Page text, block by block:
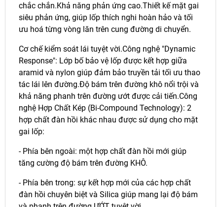
chắc chắn.Khả năng phản ứng cao.Thiết kế mặt gai
siêu phản ứng, giúp lốp thích nghi hoàn hảo và tối
ưu hoá từng vòng lăn trên cung đường di chuyển.
Cơ chế kiểm soát lái tuyệt vời.Công nghệ "Dynamic
Response": Lớp bố bảo vệ lốp được kết hợp giữa
aramid và nylon giúp đảm bảo truyền tải tối ưu thao
tác lái lên đường.Độ bám trên đường khô nổi trội và
khả năng phanh trên đường ướt được cải tiến.Công
nghệ Hợp Chất Kép (Bi-Compound Technology): 2
hợp chất đàn hồi khác nhau được sử dụng cho mặt
gai lốp:
- Phía bên ngoài: một hợp chất đàn hồi mới giúp
tăng cường độ bám trên đường KHÔ.
- Phía bên trong: sự kết hợp mới của các hợp chất
đàn hồi chuyên biệt và Silica giúp mang lại độ bám